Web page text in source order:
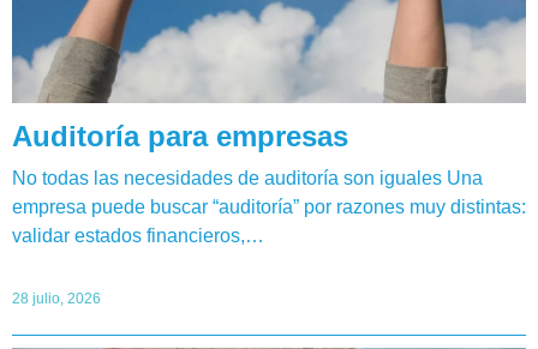
Auditoría para empresas
No todas las necesidades de auditoría son iguales Una
empresa puede buscar “auditoría” por razones muy distintas:
validar estados financieros,…
28 julio, 2026